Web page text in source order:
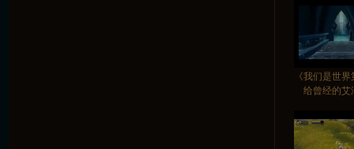
《我们是世
给曾经的